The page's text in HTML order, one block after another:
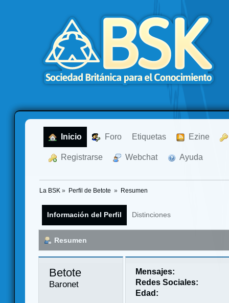
Inicio Foro Etiquetas Ezine
Registrarse Webchat Ayuda
La BSK » Perfil de Betote » Resumen
Información del Perfil Distinciones
Resumen
Betote
Baronet
Mensajes:
Redes Sociales:
Edad: